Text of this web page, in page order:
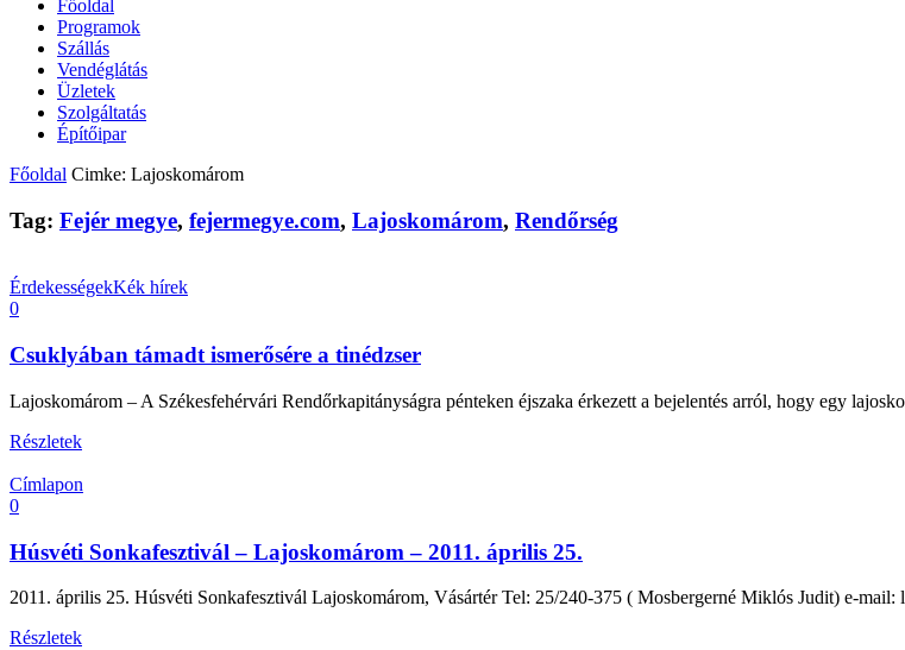
Főoldal
Programok
Szállás
Vendéglátás
Üzletek
Szolgáltatás
Építőipar
Főoldal Cimke: Lajoskomárom
Tag: Fejér megye, fejermegye.com, Lajoskomárom, Rendőrség
ÉrdekességekKék hírek
0
Csuklyában támadt ismerősére a tinédzser
Lajoskomárom – A Székesfehérvári Rendőrkapitányságra pénteken éjszaka érkezett a bejelentés arról, hogy egy
Részletek
Címlapon
0
Húsvéti Sonkafesztivál – Lajoskomárom – 2011. április 25.
2011. április 25. Húsvéti Sonkafesztivál Lajoskomárom, Vásártér Tel: 25/240-375 ( Mosbergerné Miklós Judit) e-
Részletek